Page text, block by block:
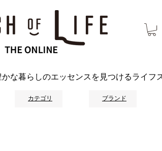
な暮らしのエッセンスを見つけるライフ
カテゴリ ブランド